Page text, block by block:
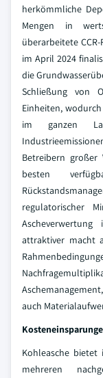
herkömmliche
Mengen in
überarbeitete
im April 2024
die
Schließung von
Einheiten,
im ganzen
Betreibern großer
besten
regulatorischer
attraktiver macht
auch
Kohleasche bietet
mehreren